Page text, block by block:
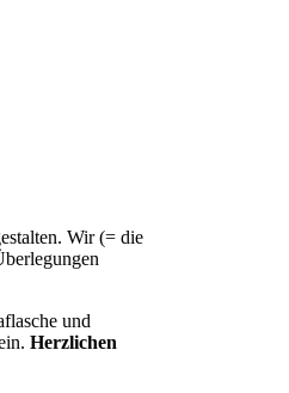
Wir (= die
und
Herzlichen